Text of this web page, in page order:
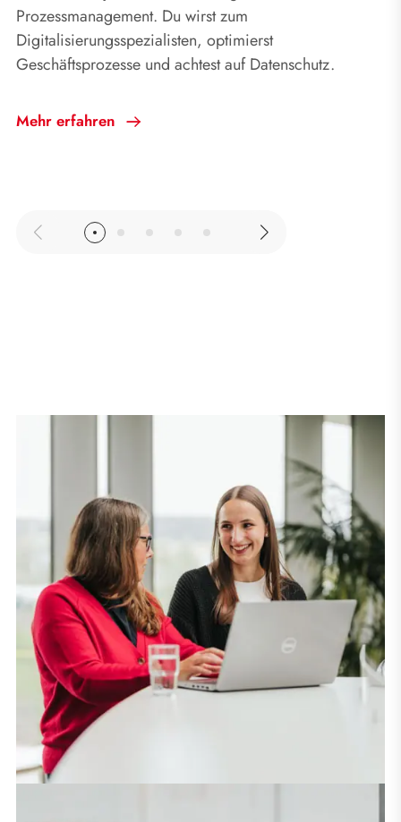
Prozessmanagement. Du wirst zum
Digitalisierungsspezialisten, optimierst
Geschäftsprozesse und achtest auf Datenschutz.
Mehr erfahren